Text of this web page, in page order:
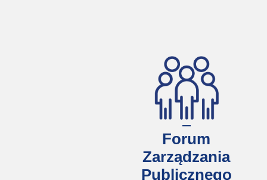
Forum
Zarządzania
Publicznego